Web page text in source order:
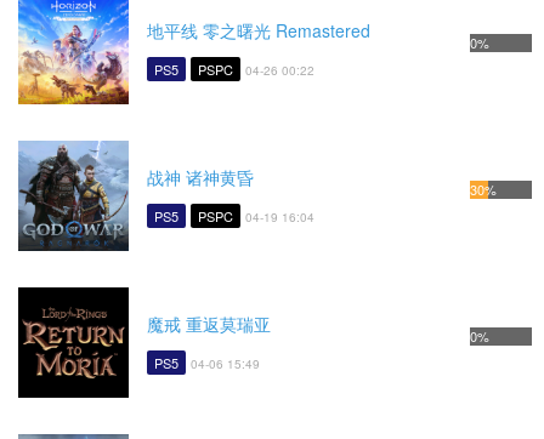
地平线 零之曙光 Remastered
PS5 PSPC 04-26 00:22
0%
战神 诸神黄昏
PS5 PSPC 04-19 16:04
30%
魔戒 重返莫瑞亚
PS5 04-06 15:49
0%